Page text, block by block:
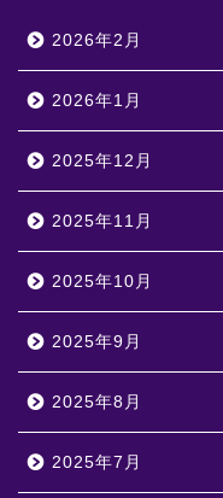
2026年2月
2026年1月
2025年12月
2025年11月
2025年10月
2025年9月
2025年8月
2025年7月